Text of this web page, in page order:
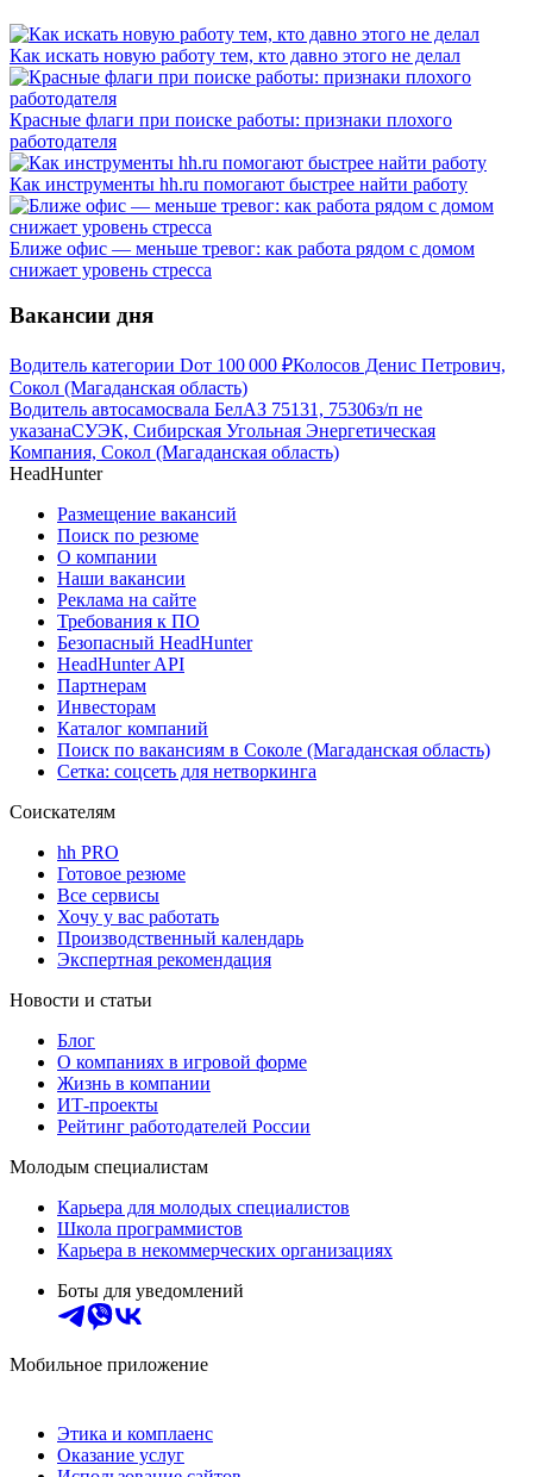
Как искать новую работу тем, кто давно этого не делал
Красные флаги при поиске работы: признаки плохого
работодателя
Как инструменты hh.ru помогают быстрее найти работу
Ближе офис — меньше тревог: как работа рядом с домом
снижает уровень стресса
Вакансии дня
Водитель категории Dот 100 000 ₽Колосов Денис Петрович,
Сокол (Магаданская область)
Водитель автосамосвала БелАЗ 75131, 75306з/п не
указанаСУЭК, Сибирская Угольная Энергетическая
Компания, Сокол (Магаданская область)
HeadHunter
Размещение вакансий
Поиск по резюме
О компании
Наши вакансии
Реклама на сайте
Требования к ПО
Безопасный HeadHunter
HeadHunter API
Партнерам
Инвесторам
Каталог компаний
Поиск по вакансиям в Соколе (Магаданская область)
Сетка: соцсеть для нетворкинга
Соискателям
hh PRO
Готовое резюме
Все сервисы
Хочу у вас работать
Производственный календарь
Экспертная рекомендация
Новости и статьи
Блог
О компаниях в игровой форме
Жизнь в компании
ИТ-проекты
Рейтинг работодателей России
Молодым специалистам
Карьера для молодых специалистов
Школа программистов
Карьера в некоммерческих организациях
Боты для уведомлений
Мобильное приложение
Этика и комплаенс
Оказание услуг